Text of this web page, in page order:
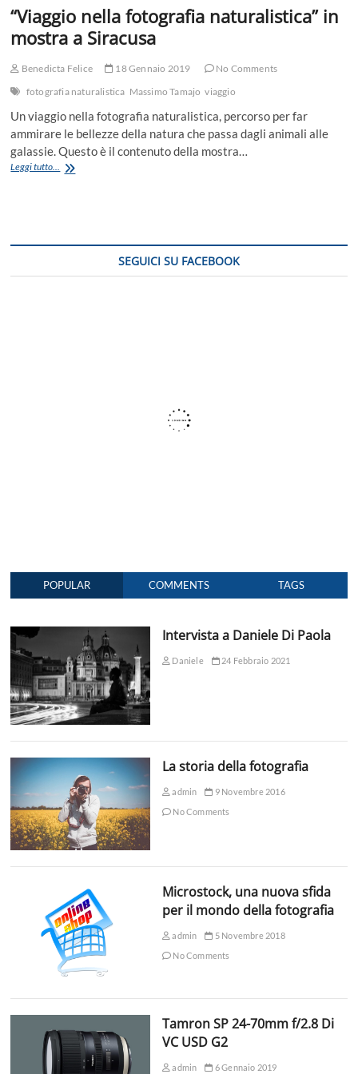
“Viaggio nella fotografia naturalistica” in
mostra a Siracusa
Benedicta Felice 18 Gennaio 2019
No Comments
fotografia naturalistica Massimo Tamajo viaggio
Un viaggio nella fotografia naturalistica, percorso per far
ammirare le bellezze della natura che passa dagli animali alle
galassie. Questo è il contenuto della mostra…
Leggi tutto...
“Viaggio
SEGUICI SU FACEBOOK
POPULAR COMMENTS TAGS
Intervista a Daniele Di Paola
Daniele 24 Febbraio 2021
La storia della fotografia
admin
9 Novembre 2016
No Comments
Microstock, una nuova sfida
per il mondo della fotografia
admin
5 Novembre 2018
No Comments
Tamron SP 24-70mm f/2.8 Di
VC USD G2
admin 6 Gennaio 2019